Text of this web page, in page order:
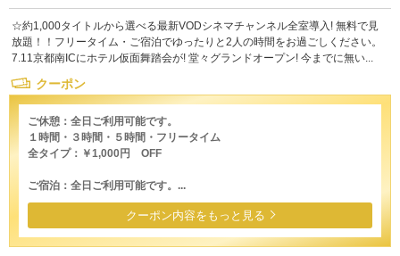
☆約1,000タイトルから選べる最新VODシネマチャンネル全室導入! 無料で見
放題！！フリータイム・ご宿泊でゆったりと2人の時間をお過ごしください。
7.11京都南ICにホテル仮面舞踏会が! 堂々グランドオープン! 今までに無い...
クーポン
ご休憩：全日ご利用可能です。
１時間・３時間・５時間・フリータイム
全タイプ：￥1,000円 OFF
ご宿泊：全日ご利用可能です。...
クーポン内容をもっと見る